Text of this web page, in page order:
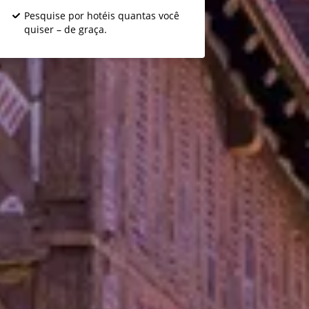
Pesquise por hotéis quantas você
quiser – de graça.